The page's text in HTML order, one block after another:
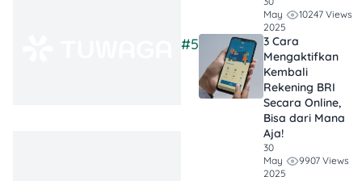
May
2025
10247 Views
#5
3 Cara
Mengaktifkan
Kembali
Rekening BRI
Secara Online,
Bisa dari Mana
Aja!
30
May
2025
9907 Views